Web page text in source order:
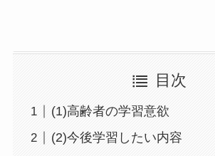
目次
(1)高齢者の学習意欲
(2)今後学習したい内容